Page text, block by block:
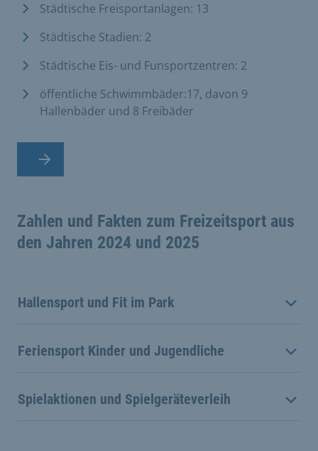
Städtische Freisportanlagen: 13
Städtische Stadien: 2
Städtische Eis- und Funsportzentren: 2
öffentliche Schwimmbäder:17, davon 9
Hallenbäder und 8 Freibäder
Zahlen und Fakten zum Freizeitsport aus
den Jahren 2024 und 2025
Hallensport und Fit im Park
Feriensport Kinder und Jugendliche
Spielaktionen und Spielgeräteverleih